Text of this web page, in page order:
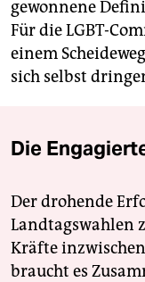
gewonnene
Für die LGBT-
einem
sich selbst
Die
Der drohende
Landtagswahlen
Kräfte
braucht es